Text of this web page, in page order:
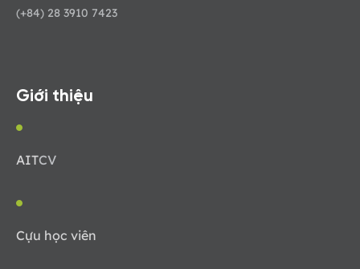
(+84) 28 3910 7423
Giới thiệu
AITCV
Cựu học viên